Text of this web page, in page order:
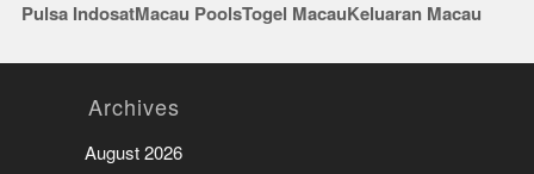
Pulsa IndosatMacau PoolsTogel MacauKeluaran Macau
Archives
August 2026